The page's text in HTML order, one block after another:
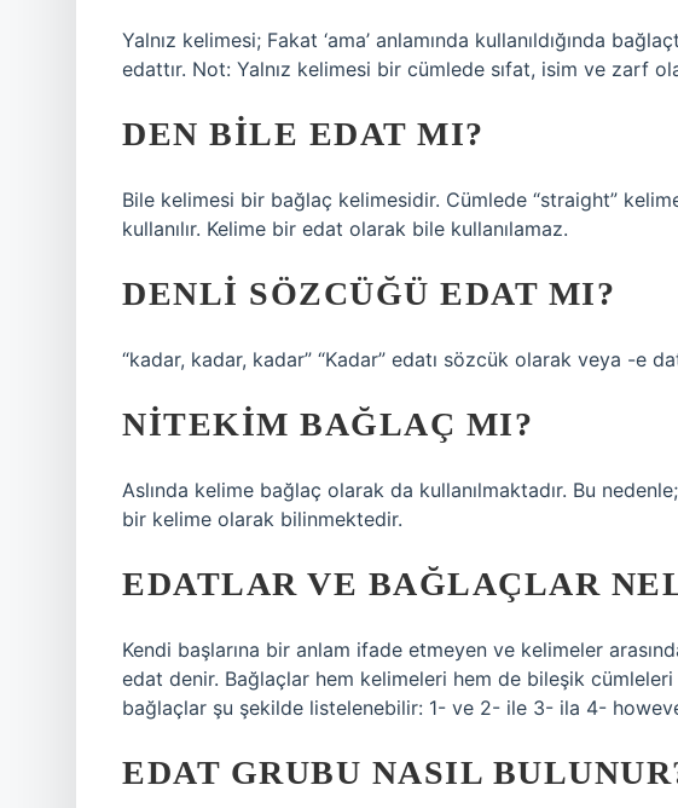
Yalnız kelimesi; Fakat ‘ama’ anlamında kullanıldığında
edattır. Not: Yalnız kelimesi bir cümlede sıfat, isim ve zarf
DEN BILE EDAT MI?
Bile kelimesi bir bağlaç kelimesidir. Cümlede “straight”
kullanılır. Kelime bir edat olarak bile kullanılamaz.
DENLI SÖZCÜĞÜ EDAT MI?
“kadar, kadar, kadar” “Kadar” edatı sözcük olarak veya -e
NITEKIM BAĞLAÇ MI?
Aslında kelime bağlaç olarak da kullanılmaktadır. Bu
bir kelime olarak bilinmektedir.
EDATLAR VE BAĞLAÇLAR
Kendi başlarına bir anlam ifade etmeyen ve kelimeler
edat denir. Bağlaçlar hem kelimeleri hem de bileşik cümleleri
bağlaçlar şu şekilde listelenebilir: 1- ve 2- ile 3- ila 4-
EDAT GRUBU NASIL